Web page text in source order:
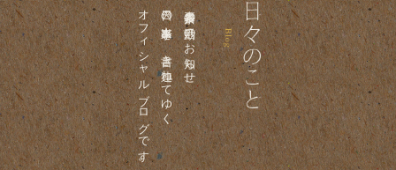
喜多川泰の活動のお知らせ、
日々の出来事を、書き連ねてゆく
オフィシャルブログです。